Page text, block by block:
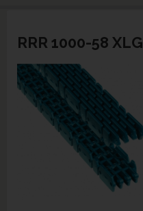
RRR 1000-58 XLG